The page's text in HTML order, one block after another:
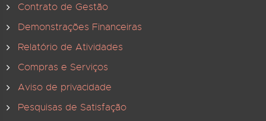
Contrato de Gestão
Demonstrações Financeiras
Relatório de Atividades
Compras e Serviços
Aviso de privacidade
Pesquisas de Satisfação